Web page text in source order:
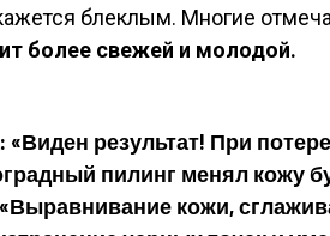
блеклым. Многие
более свежей и молодой.
«Виден результат! При
пилинг менял кожу
кожи,